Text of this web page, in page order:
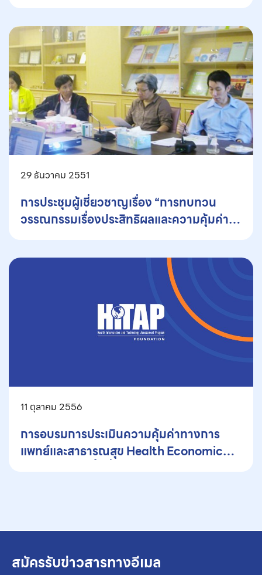
29 ธันวาคม 2551
การประชุมผู้เชี่ยวชาญเรื่อง “การทบทวน
วรรณกรรมเรื่องประสิทธิผลและความคุ้มค่า
11 ตุลาคม 2556
การอบรมการประเมินความคุ้มค่าทางการ
แพทย์และสาธารณสุข Health Economic
สมัครรับข่าวสารทางอีเมล